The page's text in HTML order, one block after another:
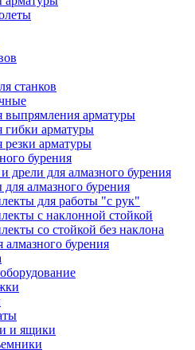
станков
выпрямления арматуры
гибки арматуры
резки арматуры
бурения
дрели для алмазного бурения
алмазного бурения
для работы "с рук"
с наклонной стойкой
со стойкой без наклона
алмазного бурения
и ящики